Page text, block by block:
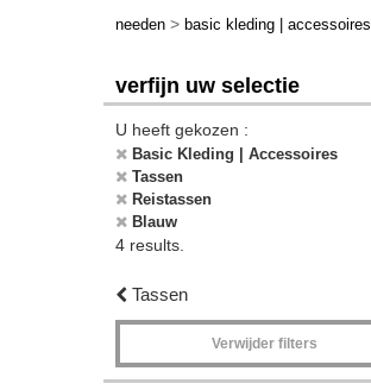
needen > basic kleding | accessoires
verfijn uw selectie
U heeft gekozen :
Basic Kleding | Accessoires
Tassen
Reistassen
Blauw
4 results.
Tassen
Verwijder filters